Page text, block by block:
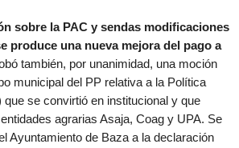
sobre la PAC y sendas modificaciones
produce una nueva mejora del pago a
también, por unanimidad, una moción
municipal del PP relativa a la Política
se convirtió en institucional y que
agrarias Asaja, Coag y UPA. Se
Ayuntamiento de Baza a la declaración